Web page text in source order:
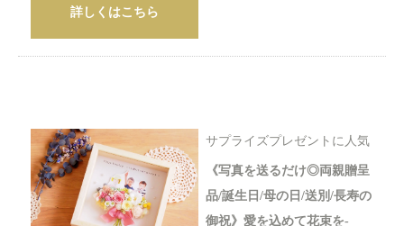
詳しくはこちら
サプライズプレゼントに人気
《写真を送るだけ◎両親贈呈
品/誕生日/母の日/送別/長寿の
御祝》愛を込めて花束を-